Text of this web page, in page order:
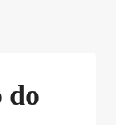
do